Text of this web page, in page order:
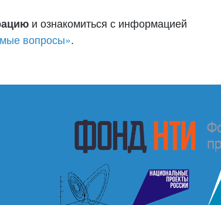
и ознакомиться с информацией
вопросы».